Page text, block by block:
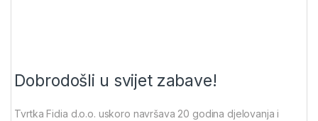
Dobrodošli u svijet zabave!
Tvrtka Fidia d.o.o. uskoro navršava 20 godina djelovanja i